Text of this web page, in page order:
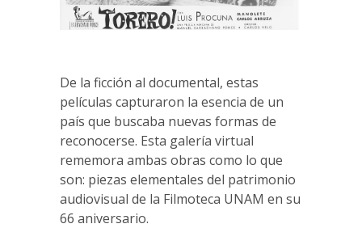
De la ficción al documental, estas
películas capturaron la esencia de un
país que buscaba nuevas formas de
reconocerse. Esta galería virtual
rememora ambas obras como lo que
son: piezas elementales del patrimonio
audiovisual de la Filmoteca UNAM en su
66 aniversario.